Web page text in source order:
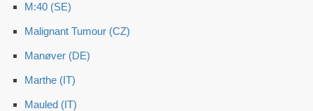
M:40 (SE)
Malignant Tumour (CZ)
Manøver (DE)
Marthe (IT)
Mauled (IT)